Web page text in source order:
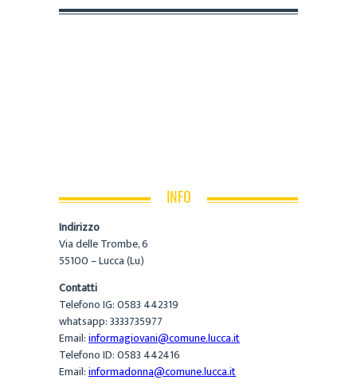
INFO
Indirizzo
Via delle Trombe, 6
55100 – Lucca (Lu)
Contatti
Telefono IG: 0583 442319
whatsapp: 3333735977
Email:informagiovani@comune.lucca.it
Telefono ID: 0583 442416
Email:informadonna@comune.lucca.it